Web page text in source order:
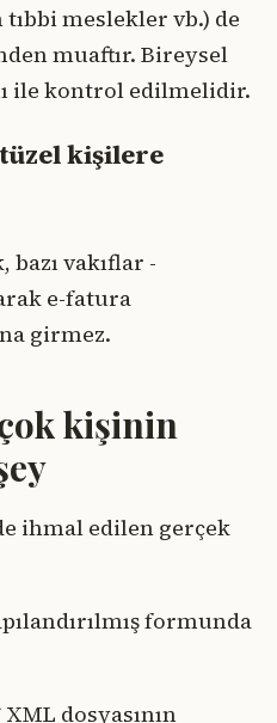
meslekler vb.) de
muaftır. Bireysel
ile kontrol edilmelidir.
kişilere
vakıflar -
e-fatura
girmez.
kişinin
ihmal edilen gerçek
formunda
dosyasının